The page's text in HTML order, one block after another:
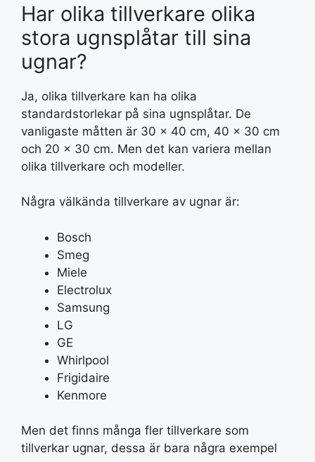
Har olika tillverkare olika
stora ugnsplåtar till sina
ugnar?
Ja, olika tillverkare kan ha olika
standardstorlekar på sina ugnsplåtar. De
vanligaste måtten är 30 x 40 cm, 40 x 30 cm
och 20 x 30 cm. Men det kan variera mellan
olika tillverkare och modeller.
Några välkända tillverkare av ugnar är:
Bosch
Smeg
Miele
Electrolux
Samsung
LG
GE
Whirlpool
Frigidaire
Kenmore
Men det finns många fler tillverkare som
tillverkar ugnar, dessa är bara några exempel